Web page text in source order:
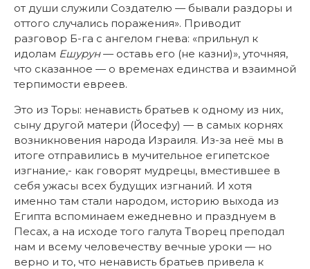
от души служили Создателю — бывали раздоры и
оттого случались поражения». Приводит
разговор Б-га с ангелом гнева: «прильнул к
идолам Ешурун— оставь его (не казни)», уточняя,
что сказанное — о временах единства и взаимной
терпимости евреев.
Это из Торы: ненависть братьев к одному из них,
сыну другой матери (Йосефу) — в самых корнях
возникновения народа Израиля. Из-за неё мы в
итоге отправились в мучительное египетское
изгнание,- как говорят мудрецы, вместившее в
себя ужасы всех будущих изгнаний. И хотя
именно там стали народом, историю выхода из
Египта вспоминаем ежедневно и празднуем в
Песах, а на исходе того галута Творец преподал
нам и всему человечеству вечные уроки — но
верно и то, что ненависть братьев привела к